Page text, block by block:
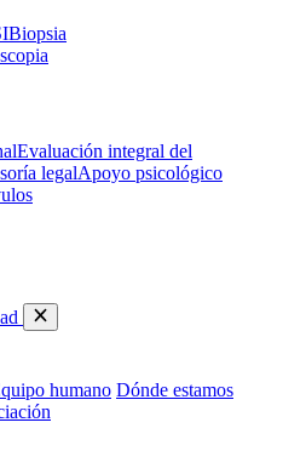
Biopsia
Evaluación integral del
legalApoyo psicológico
humano Dónde estamos